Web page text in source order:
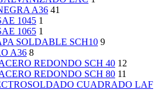
A36 41
1045 1
1065 1
SOLDABLE SCH10 9
A36 8
REDONDO SCH 40 12
REDONDO SCH 80 11
CUADRADO LAF